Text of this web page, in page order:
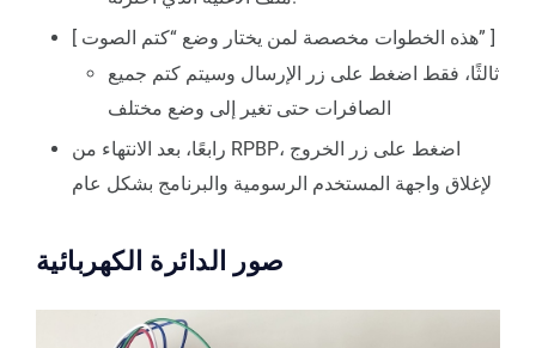
[ هذه الخطوات مخصصة لمن يختار وضع “كتم الصوت” ]
ثالثًا، فقط اضغط على زر الإرسال وسيتم كتم جميع
الصافرات حتى تغير إلى وضع مختلف
رابعًا، بعد الانتهاء من RPBP، اضغط على زر الخروج
لإغلاق واجهة المستخدم الرسومية والبرنامج بشكل عام
صور الدائرة الكهربائية